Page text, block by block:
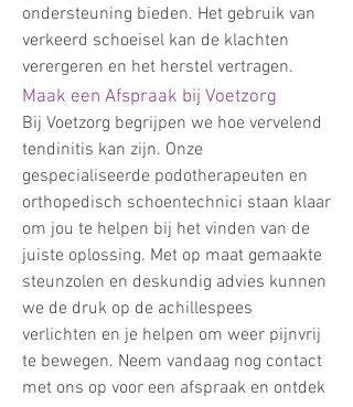
ondersteuning bieden. Het gebruik van
verkeerd schoeisel kan de klachten
verergeren en het herstel vertragen.
Maak een Afspraak bij Voetzorg
Bij Voetzorg begrijpen we hoe vervelend
tendinitis kan zijn. Onze
gespecialiseerde podotherapeuten en
orthopedisch schoentechnici staan klaar
om jou te helpen bij het vinden van de
juiste oplossing. Met op maat gemaakte
steunzolen en deskundig advies kunnen
we de druk op de achillespees
verlichten en je helpen om weer pijnvrij
te bewegen. Neem vandaag nog contact
met ons op voor een afspraak en ontdek